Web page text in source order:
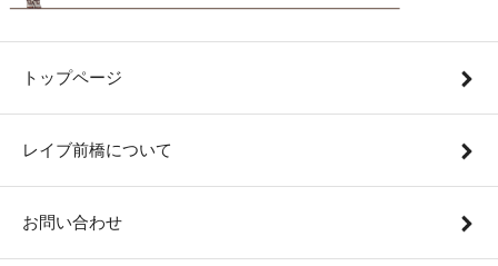
トップページ
レイブ前橋について
お問い合わせ